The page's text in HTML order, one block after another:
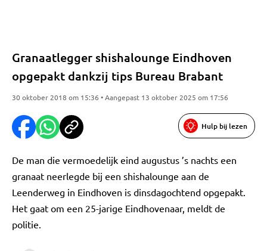
Granaatlegger shishalounge Eindhoven
opgepakt dankzij tips Bureau Brabant
30 oktober 2018 om 15:36 • Aangepast 13 oktober 2025 om 17:56
Hulp bij lezen
De man die vermoedelijk eind augustus ’s nachts een
granaat neerlegde bij een shishalounge aan de
Leenderweg in Eindhoven is dinsdagochtend opgepakt.
Het gaat om een 25-jarige Eindhovenaar, meldt de
politie.